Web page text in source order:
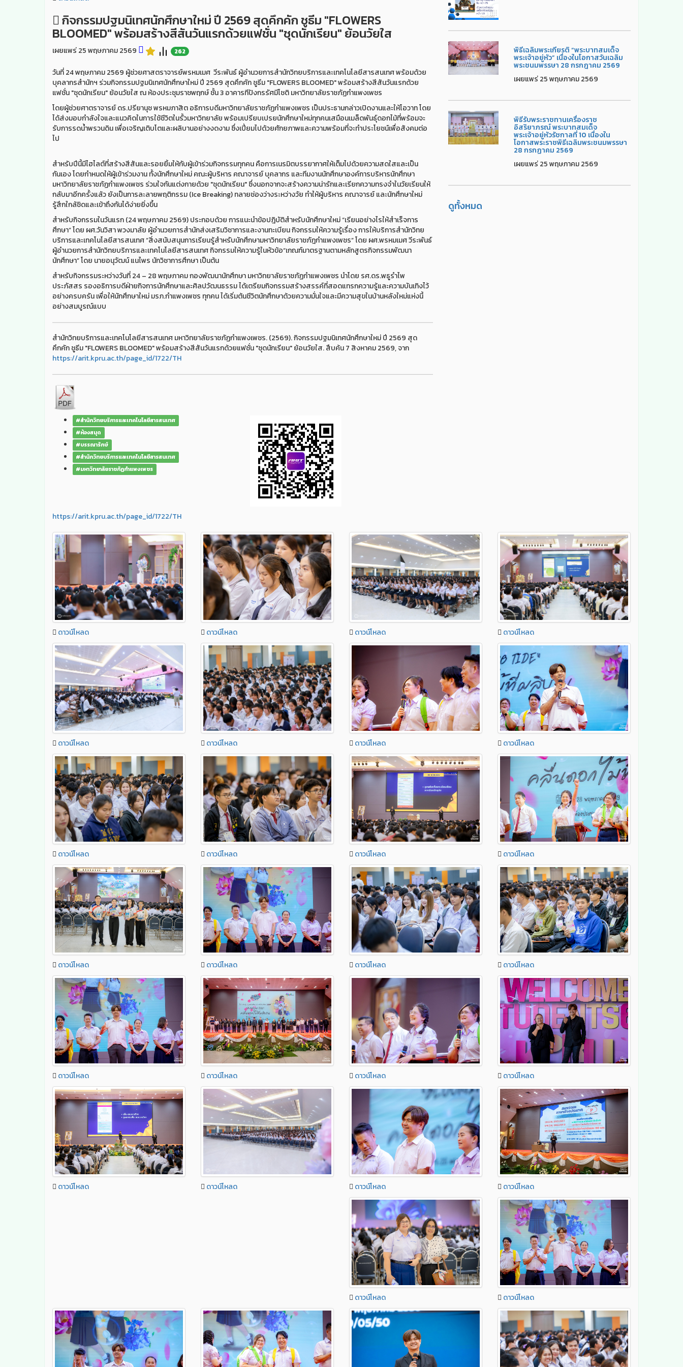
กิจกรรมปฐมนิเทศนักศึกษาใหม่ ปี 2569 สุดคึกคัก ชูธีม "FLOWERS
BLOOMED" พร้อมสร้างสีสันวันแรกด้วยแฟชั่น "ชุดนักเรียน" ย้อนวัยใส
เผยแพร่ 25 พฤษภาคม 2569 262
วันที่ 24 พฤษภาคม 2569 ผู้ช่วยศาสตราจารย์พรหมเมศ วีระพันธ์ ผู้อำนวยการสำนักวิทยบริการและเทคโนโลยีสารสนเทศ พร้อมด้วย
บุคลากรสำนักฯ ร่วมกิจกรรมปฐมนิเทศนักศึกษาใหม่ ปี 2569 สุดคึกคัก ชูธีม "FLOWERS BLOOMED" พร้อมสร้างสีสันวันแรกด้วย
แฟชั่น "ชุดนักเรียน" ย้อนวัยใส ณ ห้องประชุมราชพฤกษ์ ชั้น 3 อาคารทีปังกรรัศมีโชติ มหาวิทยาลัยราชภัฏกำแพงเพชร
โดยผู้ช่วยศาตราจารย์ ดร.ปรียานุช พรหมภาสิต อธิการบดีมหาวิทยาลัยราชภัฏกำแพงเพชร เป็นประธานกล่าวเปิดงานและให้โอวาท โดย
ได้ส่งมอบกำลังใจและแนวคิดในการใช้ชีวิตในรั้วมหาวิทยาลัย พร้อมเปรียบเปรยนักศึกษาใหม่ทุกคนเสมือนเมล็ดพันธุ์ดอกไม้ที่พร้อมจะ
รับการรดน้ำพรวนดิน เพื่อเจริญเติบโตและผลิบานอย่างงดงาม ซึ่งเปี่ยมไปด้วยศักยภาพและความพร้อมที่จะทำประโยชน์เพื่อสังคมต่อ
ไป
สำหรับปีนี้มีไฮไลต์ที่สร้างสีสันและรอยยิ้มให้กับผู้เข้าร่วมกิจกรรมทุกคน คือการเนรมิตบรรยากาศให้เต็มไปด้วยความสดใสและเป็น
กันเอง โดยกำหนดให้ผู้เข้าร่วมงาน ทั้งนักศึกษาใหม่ คณะผู้บริหาร คณาจารย์ บุคลากร และทีมงานนักศึกษาองค์การบริหารนักศึกษา
มหาวิทยาลัยราชภัฏกำแพงเพชร ร่วมใจกันแต่งกายด้วย "ชุดนักเรียน" ซึ่งนอกจากจะสร้างความน่ารักและเรียกความทรงจำในวัยเรียนให้
กลับมาอีกครั้งแล้ว ยังเป็นการละลายพฤติกรรม (Ice Breaking) ทลายช่องว่างระหว่างวัย ทำให้ผู้บริหาร คณาจารย์ และนักศึกษาใหม่
รู้สึกใกล้ชิดและเข้าถึงกันได้ง่ายยิ่งขึ้น
สำหรับกิจกรรมในวันแรก (24 พฤษภาคม 2569) ประกอบด้วย การแนะนำข้อปฎิบัติสำหรับนักศึกษาใหม่ “เรียนอย่างไรให้สำเร็จการ
ศึกษา” โดย ผศ.วันวิสา พวงมาลัย ผู้อำนวยการสำนักส่งเสริมวิชาการและงานทะเบียน กิจกรรมให้ความรู้เรื่อง การให้บริการสำนักวิทย
บริการและเทคโนโลยีสารสนเทศ “สิ่งสนับสนุนการเรียนรู้สำหรับนักศึกษามหาวิทยาลัยราชภัฎกำแพงเพชร” โดย ผศ.พรหมเมศ วีระพันธ์
ผู้อำนวยการสำนักวิทยบริการและเทคโนโลยีสารสนเทศ กิจกรรมให้ความรู้ในหัวข้อ“เกณฑ์มาตรฐานตามหลักสูตรกิจกรรมพัฒนา
นักศึกษา” โดย นายอนุวัฒน์ แนไพร นักวิชาการศึกษา เป็นต้น
สำหรับกิจกรรมระหว่างวันที่ 24 – 28 พฤษภาคม กองพัฒนานักศึกษา มหาวิทยาลัยราชภัฏกำแพงเพชร นำโดย รศ.ดร.พธูรำไพ
ประภัสสร รองอธิการบดีฝ่ายกิจการนักศึกษาและศิลปวัฒนธรรม ได้เตรียมกิจกรรมสร้างสรรค์ที่สอดแทรกความรู้และความบันเทิงไว้
อย่างครบครัน เพื่อให้นักศึกษาใหม่ มรภ.กำแพงเพชร ทุกคน ได้เริ่มต้นชีวิตนักศึกษาด้วยความมั่นใจและมีความสุขในบ้านหลังใหม่แห่งนี้
อย่างสมบูรณ์แบบ
สำนักวิทยบริการและเทคโนโลยีสารสนเทศ มหาวิทยาลัยราชภัฏกำแพงเพชร. (2569). กิจกรรมปฐมนิเทศนักศึกษาใหม่ ปี 2569 สุด
คึกคัก ชูธีม "FLOWERS BLOOMED" พร้อมสร้างสีสันวันแรกด้วยแฟชั่น "ชุดนักเรียน" ย้อนวัยใส. สืบค้น 7 สิงหาคม 2569, จาก
https://arit.kpru.ac.th/page_id/1722/TH
#สำนักวิทยบริการและเทคโนโลยีสารสนเทศ
#ห้องสมุด
#บรรณารักษ์
#สำนักวิทยบริการและเทคโนโลยีสารสนเทศ
#มหาวิทยาลัยราชภัฏกำแพงเพชร
https://arit.kpru.ac.th/page_id/1722/TH
พิธีเฉลิมพระเกียรติ “พระบาทสมเด็จ
พระเจ้าอยู่หัว” เนื่องในโอกาสวันเฉลิม
พระชนมพรรษา 28 กรกฎาคม 2569
เผยแพร่ 25 พฤษภาคม 2569
พิธีรับพระราชทานเครื่องราช
อิสริยาภรณ์ พระบาทสมเด็จ
พระเจ้าอยู่หัวรัชกาลที่ 10 เนื่องใน
โอกาสพระราชพิธีเฉลิมพระชนมพรรษา
28 กรกฏาคม 2569
เผยแพร่ 25 พฤษภาคม 2569
ดูทั้งหมด
ดาวน์โหลด ดาวน์โหลด ดาวน์โหลด ดาวน์โหลด
ดาวน์โหลด ดาวน์โหลด ดาวน์โหลด ดาวน์โหลด
ดาวน์โหลด ดาวน์โหลด ดาวน์โหลด ดาวน์โหลด
ดาวน์โหลด ดาวน์โหลด ดาวน์โหลด ดาวน์โหลด
ดาวน์โหลด ดาวน์โหลด ดาวน์โหลด ดาวน์โหลด
ดาวน์โหลด ดาวน์โหลด ดาวน์โหลด ดาวน์โหลด
ดาวน์โหลด ดาวน์โหลด